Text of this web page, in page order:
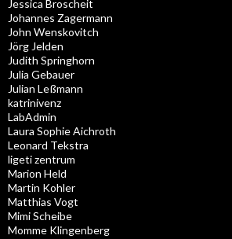
Jessica Broscheit
Johannes Zagermann
John Wenskovitch
Jörg Jelden
Judith Springhorn
Julia Gebauer
Julian Leßmann
katrinivenz
LabAdmin
Laura Sophie Aichroth
Leonard Tekstra
ligeti zentrum
Marion Held
Martin Kohler
Matthias Vogt
Mimi Scheibe
Momme Klingenberg